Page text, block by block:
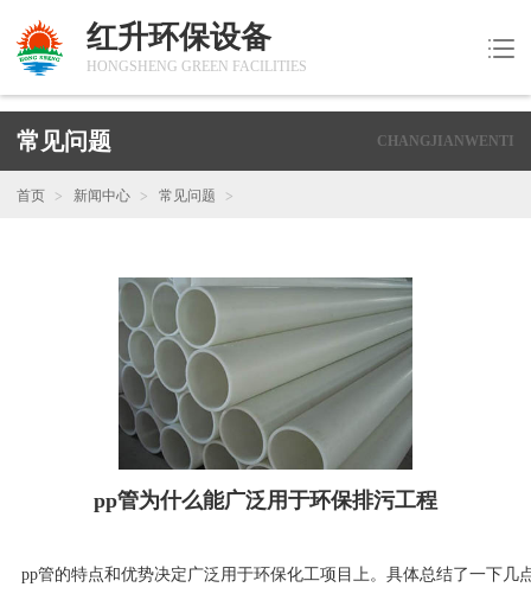
红升环保设备
HONGSHENG GREEN FACILITIES
常见问题 CHANGJIANWENTI
首页 新闻中心 常见问题
pp管为什么能广泛用于环保排污工程
pp管的特点和优势决定广泛用于环保化工项目上。具体总结了一下几